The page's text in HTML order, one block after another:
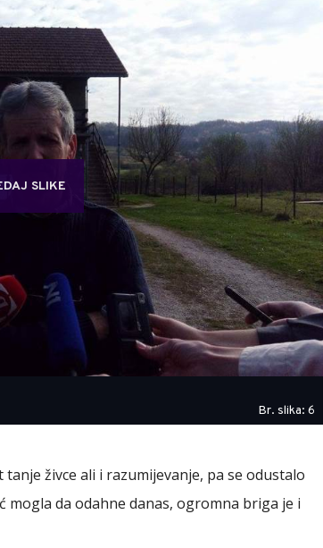
SLIKE
Br. slika: 6
živce ali i razumijevanje, pa se odustalo
mogla da odahne danas, ogromna briga je i